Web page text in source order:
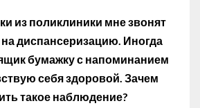
из поликлиники мне звонят
диспансеризацию. Иногда
бумажку с напоминанием
себя здоровой. Зачем
такое наблюдение?